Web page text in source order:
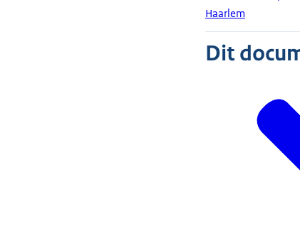
Haarlem
Dit